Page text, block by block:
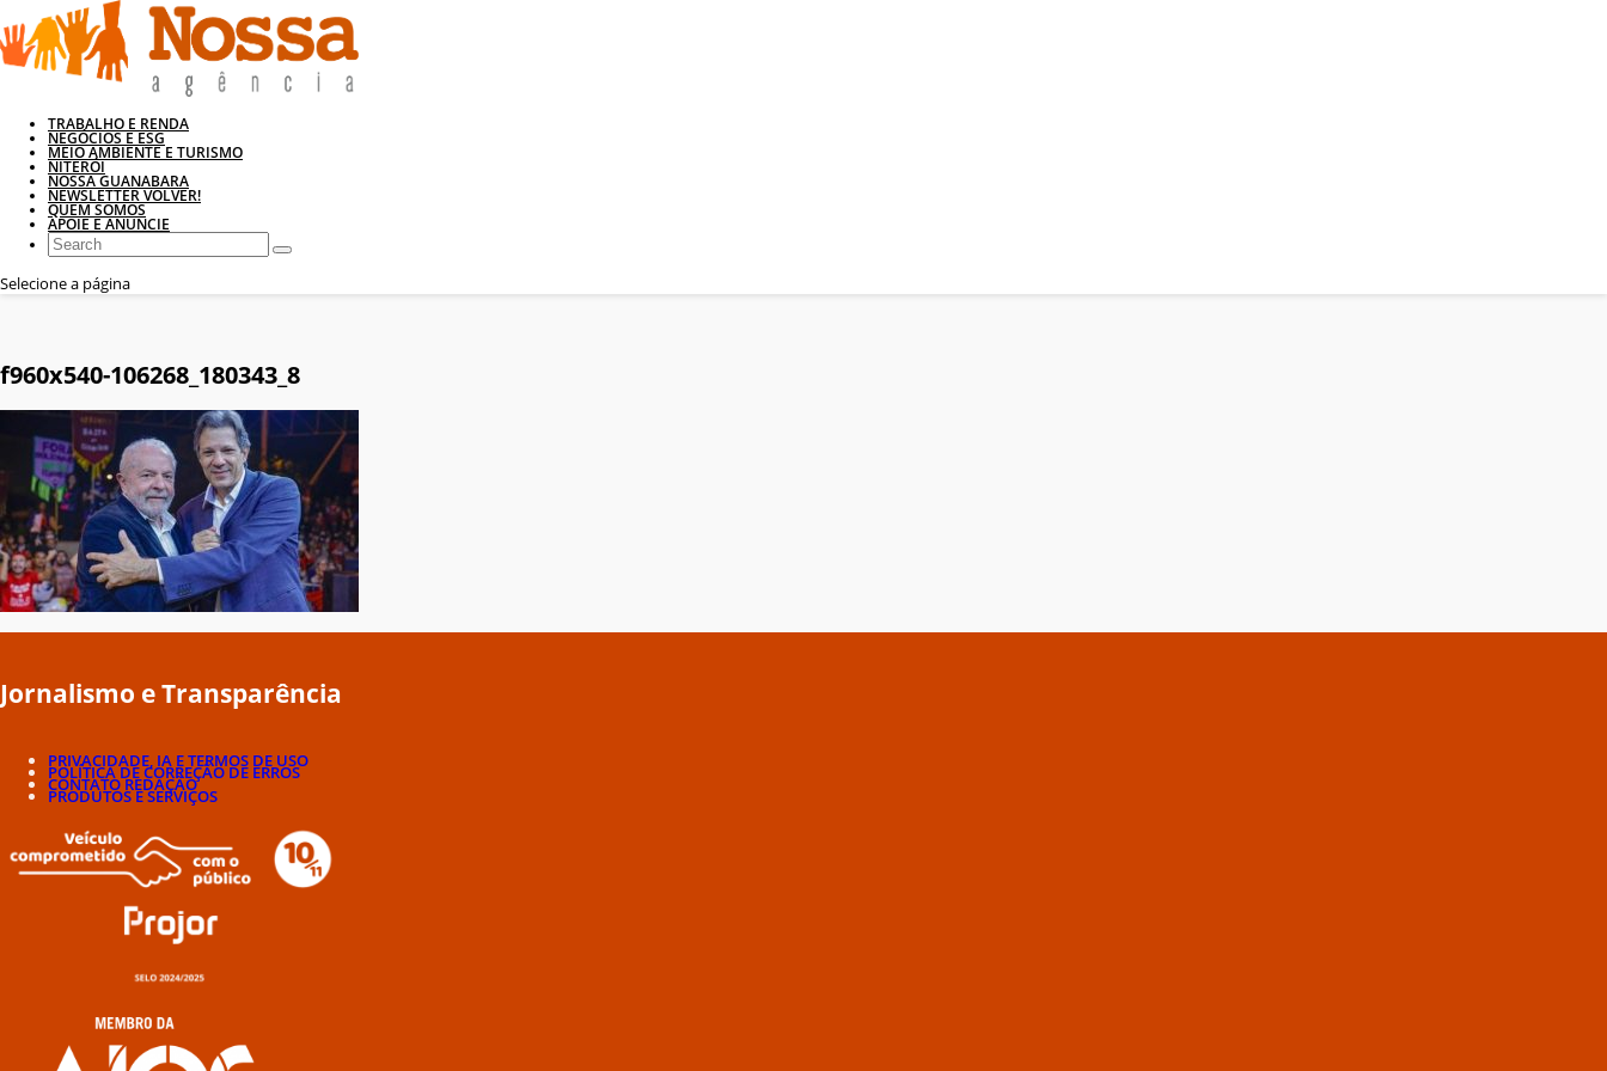
TRABALHO E RENDA
NEGÓCIOS E ESG
MEIO AMBIENTE E TURISMO
NITERÓI
NOSSA GUANABARA
NEWSLETTER VOLVER!
QUEM SOMOS
APOIE E ANUNCIE
Selecione a página
f960x540-106268_180343_8
Jornalismo e Transparência
PRIVACIDADE, IA E TERMOS DE USO
POLÍTICA DE CORREÇÃO DE ERROS
CONTATO REDAÇÃO
PRODUTOS E SERVIÇOS